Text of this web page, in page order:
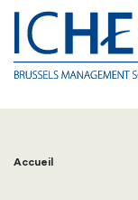
Fil
Accueil